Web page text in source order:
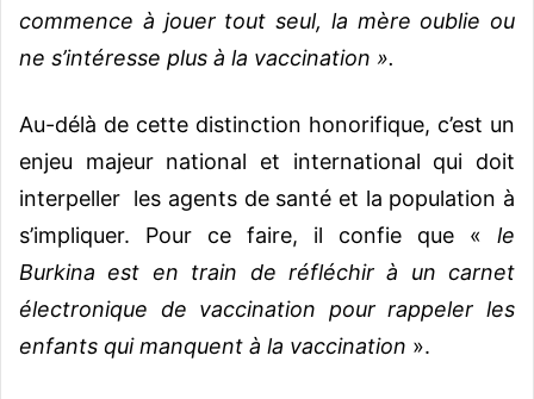
commence à jouer tout seul, la mère oublie ou
ne s’intéresse plus à la vaccination ».
Au-délà de cette distinction honorifique, c’est un
enjeu majeur national et international qui doit
interpeller les agents de santé et la population à
s’impliquer. Pour ce faire, il confie que « le
Burkina est en train de réfléchir à un carnet
électronique de vaccination pour rappeler les
enfants qui manquent à la vaccination ».